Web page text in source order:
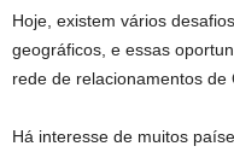
Hoje, existem vários
geográficos, e essas
rede de relacionamentos de
Há interesse de muitos